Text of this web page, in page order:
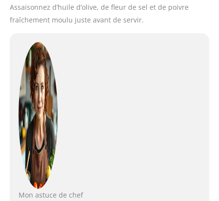
Assaisonnez d’huile d’olive, de fleur de sel et de poivre
fraîchement moulu juste avant de servir.
Mon astuce de chef